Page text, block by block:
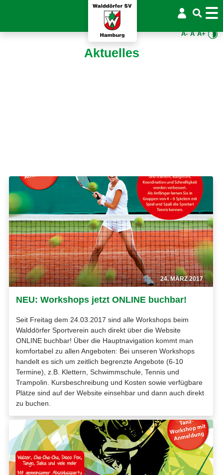
A- A A+
Aktuelles
24. MÄRZ 2017
NEU: Workshops jetzt ONLINE buchbar!
Seit Freitag dem 24.03.2017 sind alle Workshops beim
Walddörfer Sportverein auch direkt über die Website
ONLINE buchbar! Über die Hauptnavigation kommt man
komfortabel zu allen Angeboten: Bei unseren Workshops
handelt es sich um zeitlich begrenzte Angebote (6-10
Termine), z.B. Klettern, Schwimmschule, Tennis und
Trampolin. Kursbeschreibung und Kosten sowie verfügbare
Plätze sind auf der Website einsehbar und dann auch direkt
zu buchen.